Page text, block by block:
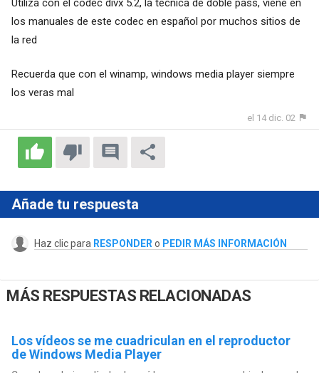
Utiliza con el codec divx 5.2, la técnica de doble pass, viene en
los manuales de este codec en español por muchos sitios de
la red
Recuerda que con el winamp, windows media player siempre
los veras mal
el 14 dic. 02
Añade tu respuesta
Haz clic para RESPONDER o PEDIR MÁS INFORMACIÓN
MÁS RESPUESTAS RELACIONADAS
Los vídeos se me cuadriculan en el reproductor
de Windows Media Player